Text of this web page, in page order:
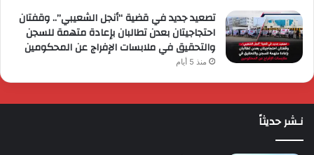
تصعيد جديد في قضية “أنجل الشعيبي”.. وقفتان
احتجاجيتان بعدن تطالبان بإعادة متهمة للسجن
والتحقيق في ملابسات الإفراج عن المحكومين
منذ 5 أيام
نـشر حديثاً